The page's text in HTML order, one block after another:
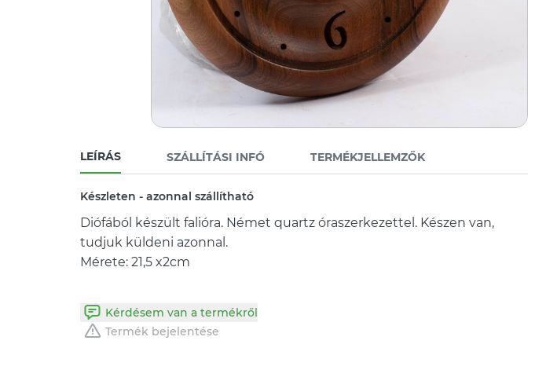
LEÍRÁS SZÁLLÍTÁSI INFÓ TERMÉKJELLEMZŐK
Készleten - azonnal szállítható
Diófából készült falióra. Német quartz óraszerkezettel. Készen van,
tudjuk küldeni azonnal.
Kérdésem van a termékről
Termék bejelentése